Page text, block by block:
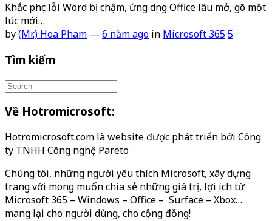
Khắc phục lỗi Word bị chậm, ứng dụng Office lâu mở, gõ một
lúc mới…
by(Mr.) Hoa Pham — 6 năm ago in Microsoft 3655
Tìm kiếm
Về Hotromicrosoft:
Hotromicrosoft.com là website được phát triển bởi Công
ty TNHH Công nghệ Pareto
Chúng tôi, những người yêu thích Microsoft, xây dựng
trang với mong muốn chia sẻ những giá trị, lợi ích từ
Microsoft 365 – Windows – Office – Surface – Xbox…
mang lại cho người dùng, cho cộng đồng!